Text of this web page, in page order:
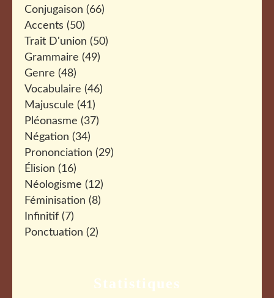
Conjugaison (66)
Accents (50)
Trait D'union (50)
Grammaire (49)
Genre (48)
Vocabulaire (46)
Majuscule (41)
Pléonasme (37)
Négation (34)
Prononciation (29)
Élision (16)
Néologisme (12)
Féminisation (8)
Infinitif (7)
Ponctuation (2)
Statistiques